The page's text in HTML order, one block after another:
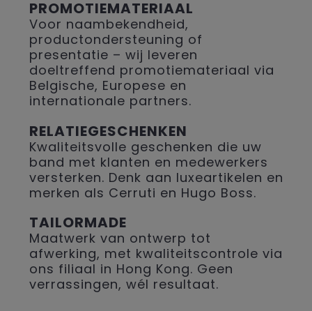
PROMOTIEMATERIAAL
Voor naambekendheid,
productondersteuning of
presentatie – wij leveren
doeltreffend promotiemateriaal via
Belgische, Europese en
internationale partners.
RELATIEGESCHENKEN
Kwaliteitsvolle geschenken die uw
band met klanten en medewerkers
versterken. Denk aan luxeartikelen en
merken als Cerruti en Hugo Boss.
TAILORMADE
Maatwerk van ontwerp tot
afwerking, met kwaliteitscontrole via
ons filiaal in Hong Kong. Geen
verrassingen, wél resultaat.